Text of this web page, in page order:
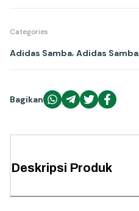
Categories
Adidas Samba Adidas Samba
Bagikan
Deskripsi Produk